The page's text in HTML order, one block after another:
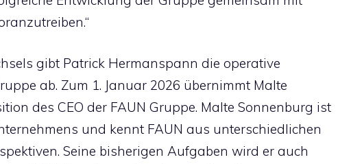
gibt Patrick Hermanspann die operative
ab. Zum 1. Januar 2026 übernimmt Malte
des CEO der FAUN Gruppe. Malte Sonnenburg ist
und kennt FAUN aus unterschiedlichen
Seine bisherigen Aufgaben wird er auch